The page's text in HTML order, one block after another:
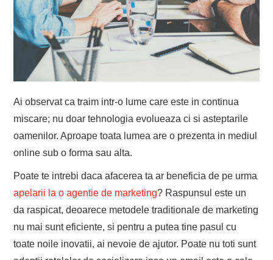
Ai observat ca traim intr-o lume care este in continua
miscare; nu doar tehnologia evolueaza ci si asteptarile
oamenilor. Aproape toata lumea are o prezenta in mediul
online sub o forma sau alta.
Poate te intrebi daca afacerea ta ar beneficia de pe urma
apelarii la o agentie de marketing? Raspunsul este un
da raspicat, deoarece metodele traditionale de marketing
nu mai sunt eficiente, si pentru a putea tine pasul cu
toate noile inovatii, ai nevoie de ajutor. Poate nu toti sunt